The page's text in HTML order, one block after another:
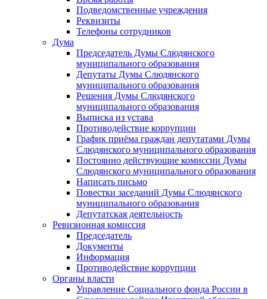
Подведомственные учреждения
Реквизиты
Телефоны сотрудников
Дума
Председатель Думы Слюдянского
муниципального образования
Депутаты Думы Слюдянского
муниципального образования
Решения Думы Слюдянского
муниципального образования
Выписка из устава
Противодействие коррупции
График приёма граждан депутатами Думы
Слюдянского муниципального образования
Постоянно действующие комиссии Думы
Слюдянского муниципального образования
Написать письмо
Повестки заседаний Думы Слюдянского
муниципального образования
Депутатская деятельность
Ревизионная комиссия
Председатель
Документы
Информация
Противодействие коррупции
Органы власти
Управление Социального фонда России в